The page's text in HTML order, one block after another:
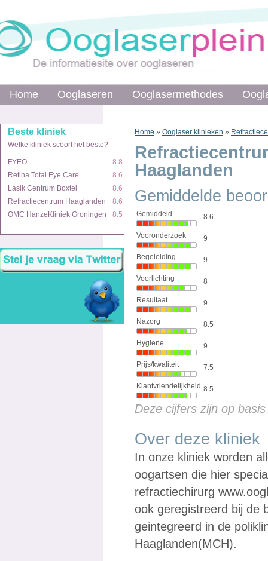
Home Ooglaseren Ooglasermethodes
Beste kliniek
Welke kliniek scoort het beste?
FYEO
8.8
Retina Total Eye Care
8.6
Lasik Centrum Boxtel
8.6
Refractiecentrum Haaglanden
8.6
OMC HanzeKliniek Groningen
8.5
Home » Ooglaser klinieken »
Haaglanden
Gemiddelde
Gemiddeld 8.6
Vooronderzoek 9
Begeleiding 9
Voorlichting 8
Resultaat 9
Nazorg 8.5
Hygiene 9
Prijs/kwaliteit 7.5
Klantvriendelijkheid 8.5
Deze cijfers zijn op
Over deze kliniek
In onze kliniek worden
oogartsen die hier
refractiechirurg
ook geregistreerd bij de
geintegreerd in de
Haaglanden(MCH).